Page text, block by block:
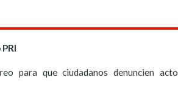
para que ciudadanos denuncien